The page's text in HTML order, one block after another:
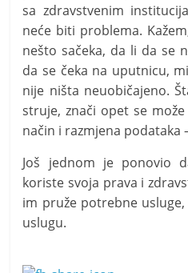
sa zdravstvenim
neće biti problema.
nešto sačeka, da li da se
da se čeka na uputnicu,
nije ništa neuobičajeno.
struje, znači opet se
način i razmjena podataka
Još jednom je ponovio
koriste svoja prava i
im pruže potrebne
uslugu.